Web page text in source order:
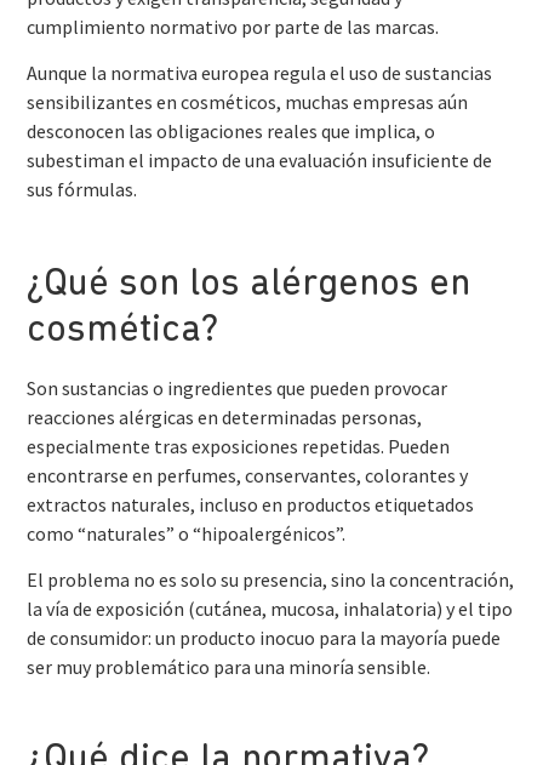
cumplimiento normativo por parte de las marcas.
Aunque la normativa europea regula el uso de sustancias
sensibilizantes en cosméticos, muchas empresas aún
desconocen las obligaciones reales que implica, o
subestiman el impacto de una evaluación insuficiente de
sus fórmulas.
¿Qué son los alérgenos en
cosmética?
Son sustancias o ingredientes que pueden provocar
reacciones alérgicas en determinadas personas,
especialmente tras exposiciones repetidas. Pueden
encontrarse en perfumes, conservantes, colorantes y
extractos naturales, incluso en productos etiquetados
como “naturales” o “hipoalergénicos”.
El problema no es solo su presencia, sino la concentración,
la vía de exposición (cutánea, mucosa, inhalatoria) y el tipo
de consumidor: un producto inocuo para la mayoría puede
ser muy problemático para una minoría sensible.